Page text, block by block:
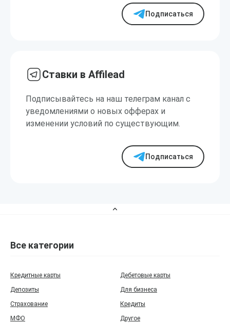
Подписаться
Ставки в Affilead
Подписывайтесь на наш телеграм канал с
уведомлениями о новых офферах и
изменении условий по существующим.
Подписаться
Все категории
Кредитные карты
Дебетовые карты
Депозиты
Для бизнеса
Страхование
Кредиты
МФО
Другое